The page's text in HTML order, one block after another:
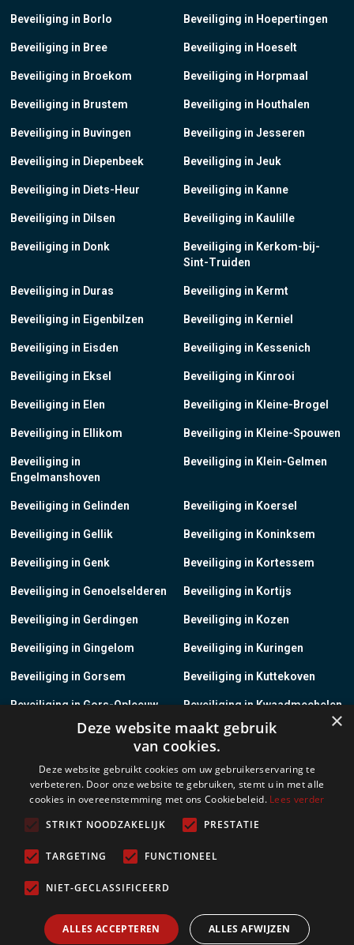
Beveiliging in Borlo
Beveiliging in Bree
Beveiliging in Broekom
Beveiliging in Brustem
Beveiliging in Buvingen
Beveiliging in Diepenbeek
Beveiliging in Diets-Heur
Beveiliging in Dilsen
Beveiliging in Donk
Beveiliging in Duras
Beveiliging in Eigenbilzen
Beveiliging in Eisden
Beveiliging in Eksel
Beveiliging in Elen
Beveiliging in Ellikom
Beveiliging in
Engelmanshoven
Beveiliging in Gelinden
Beveiliging in Gellik
Beveiliging in Genk
Beveiliging in Genoelselderen
Beveiliging in Gerdingen
Beveiliging in Gingelom
Beveiliging in Gorsem
Beveiliging in Gors-Opleeuw
Beveiliging in Gotem
Beveiliging in Groot-Loon
Beveiliging in Grote-Brogel
Beveiliging in Grote-Spouwen
Beveiliging in Hoepertingen
Beveiliging in Hoeselt
Beveiliging in Horpmaal
Beveiliging in Houthalen
Beveiliging in Jesseren
Beveiliging in Jeuk
Beveiliging in Kanne
Beveiliging in Kaulille
Beveiliging in Kerkom-bij-
Sint-Truiden
Beveiliging in Kermt
Beveiliging in Kerniel
Beveiliging in Kessenich
Beveiliging in Kinrooi
Beveiliging in Kleine-Brogel
Beveiliging in Kleine-Spouwen
Beveiliging in Klein-Gelmen
Beveiliging in Koersel
Beveiliging in Koninksem
Beveiliging in Kortessem
Beveiliging in Kortijs
Beveiliging in Kozen
Beveiliging in Kuringen
Beveiliging in Kuttekoven
Beveiliging in Kwaadmechelen
Beveiliging in Lanaken
Beveiliging in Lauw
Beveiliging in Leopoldsburg
×
Deze website maakt gebruik
van cookies.
Deze website gebruikt cookies om uw gebruikerservaring te
verbeteren. Door onze website te gebruiken, stemt u in met alle
cookies in overeenstemming met ons Cookiebeleid. Lees verder
STRIKT NOODZAKELIJK
PRESTATIE
TARGETING FUNCTIONEEL
NIET-GECLASSIFICEERD
ALLES ACCEPTEREN ALLES AFWIJZEN